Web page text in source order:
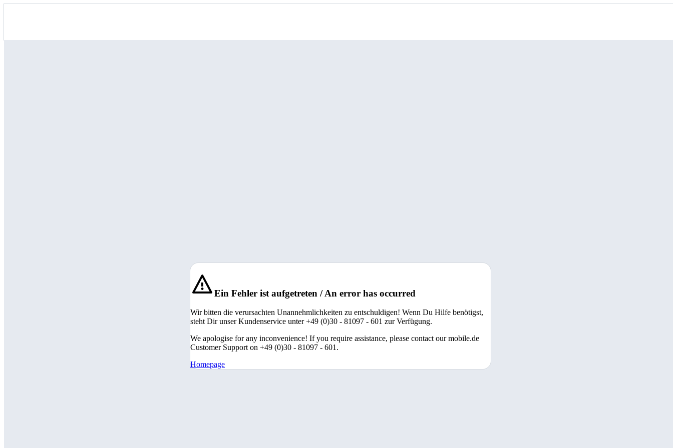
Ein Fehler ist aufgetreten / An error has occurred
Wir bitten die verursachten Unannehmlichkeiten zu entschuldigen! Wenn Du Hilfe benötigst,
steht Dir unser Kundenservice unter +49 (0)30 - 81097 - 601 zur Verfügung.
We apologise for any inconvenience! If you require assistance, please contact our mobile.de
Customer Support on +49 (0)30 - 81097 - 601.
Homepage